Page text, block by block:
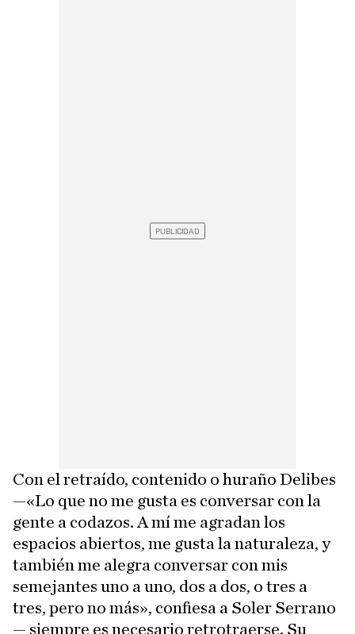
Con el retraído, contenido o huraño Delibes
—«Lo que no me gusta es conversar con la
gente a codazos. A mí me agradan los
espacios abiertos, me gusta la naturaleza, y
también me alegra conversar con mis
semejantes uno a uno, dos a dos, o tres a
tres, pero no más», confiesa a Soler Serrano
— siempre es necesario retrotraerse. Su